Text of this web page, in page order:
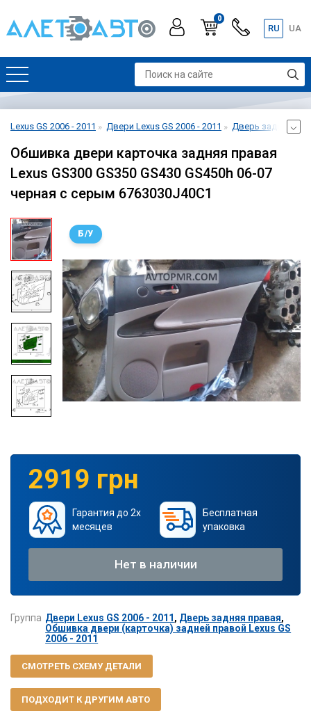
0
RU UA
Lexus GS 2006 - 2011 Двери Lexus GS 2006 - 2011 Дверь задняя
Обшивка двери карточка задняя правая
Lexus GS300 GS350 GS430 GS450h 06-07
черная с серым 6763030J40C1
Б/У
2919 грн
Гарантия до 2х
месяцев
Бесплатная
упаковка
Нет в наличии
Группа Двери Lexus GS 2006 - 2011, Дверь задняя правая,
Обшивка двери (карточка) задней правой Lexus GS
2006 - 2011
СМОТРЕТЬ СХЕМУ ДЕТАЛИ
ПОДХОДИТ К ДРУГИМ АВТО